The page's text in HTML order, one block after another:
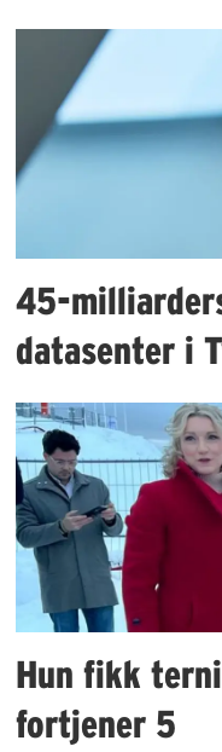
45-
datasenter i
Hun fikk
fortjener 5